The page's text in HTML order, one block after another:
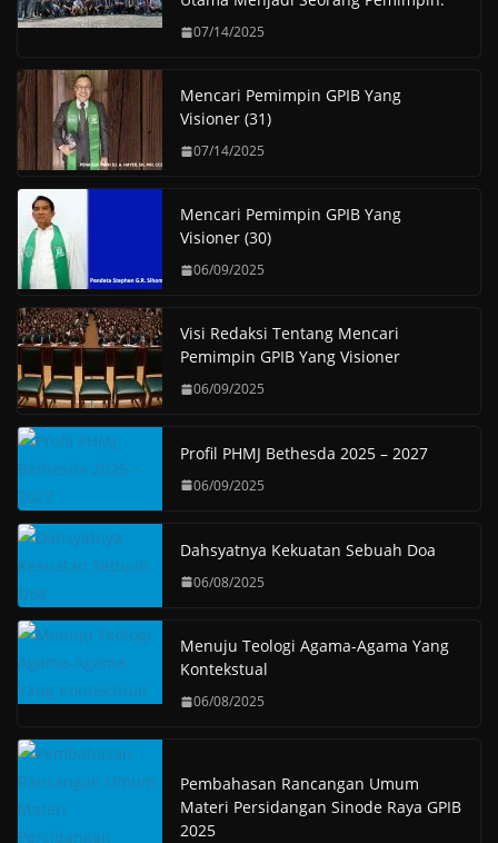
07/14/2025
Mencari Pemimpin GPIB Yang
Visioner (31)
07/14/2025
Mencari Pemimpin GPIB Yang
Visioner (30)
06/09/2025
Visi Redaksi Tentang Mencari
Pemimpin GPIB Yang Visioner
06/09/2025
Profil PHMJ Bethesda 2025 – 2027
06/09/2025
Dahsyatnya Kekuatan Sebuah Doa
06/08/2025
Menuju Teologi Agama-Agama Yang
Kontekstual
06/08/2025
Pembahasan Rancangan Umum
Materi Persidangan Sinode Raya GPIB
2025